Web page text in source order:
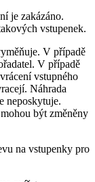
je zakázáno.
vstupenek.
V případě
V případě
vstupného
Náhrada
neposkytuje.
být změněny
na vstupenky pro